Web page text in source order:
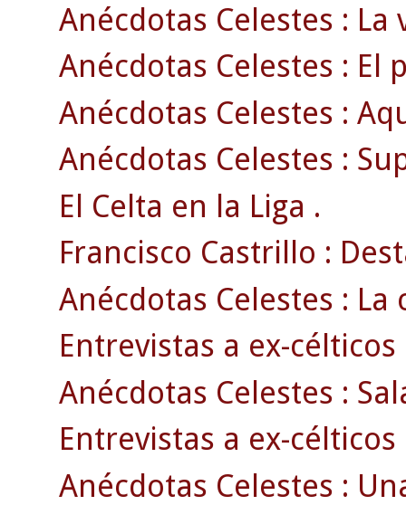
Anécdotas Celestes :
Anécdotas Celestes : El
Anécdotas Celestes :
Anécdotas Celestes :
El Celta en la Liga .
Francisco Castrillo :
Anécdotas Celestes :
Entrevistas a ex-
Anécdotas Celestes :
Entrevistas a ex-
Anécdotas Celestes :